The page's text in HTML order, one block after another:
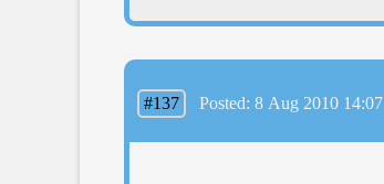
#137 Posted: 8 Aug 2010 14:07